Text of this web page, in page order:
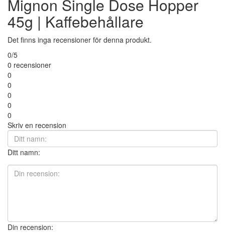
Mignon Single Dose Hopper
45g | Kaffebehållare
Det finns inga recensioner för denna produkt.
0/5
0 recensioner
0
0
0
0
0
Skriv en recension
Ditt namn:
Din recension: